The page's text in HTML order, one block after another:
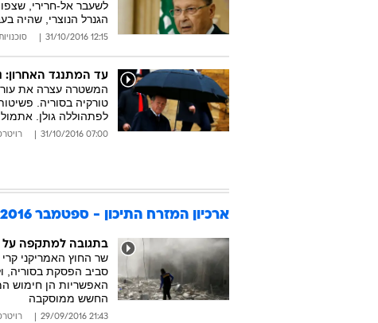
לשעבר אל-חרירי,
הגנרל הנוצרי, שהיה
12:15 31/10/2016
עד המתנגד האחרון:
המשטרה עצרה את
טורקיה בסוריה.
לפתהוללה גולן.
07:00 31/10/2016
ארכיון המזרח התיכון - ספטמבר 2016
בתגובה למתקפה
שר החוץ האמריקני
סביב הפסקת בסוריה,
האפשריות הן חימוש
החשש ממוסקבה
21:43 29/09/2016